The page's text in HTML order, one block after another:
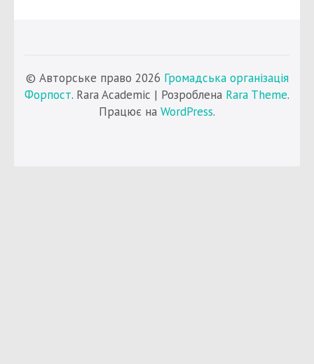
© Авторське право 2026 Громадська організація
Форпост. Rara Academic | Розроблена Rara Theme.
Працює на WordPress.